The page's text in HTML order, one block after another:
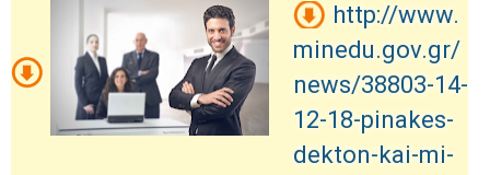
http://www.
minedu.gov.gr/
news/38803-14-
12-18-pinakes-
dekton-kai-mi-